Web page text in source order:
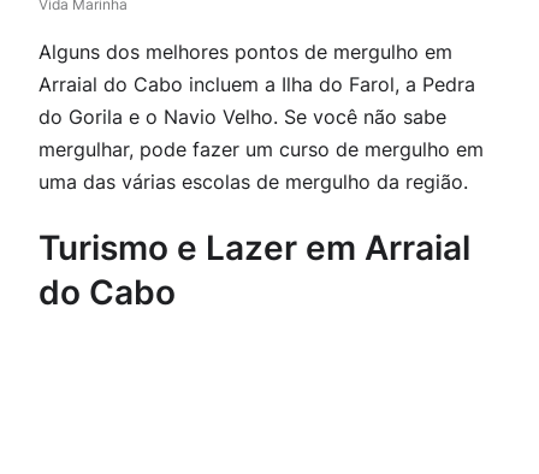
Vida Marinha
Alguns dos melhores pontos de mergulho em
Arraial do Cabo incluem a Ilha do Farol, a Pedra
do Gorila e o Navio Velho. Se você não sabe
mergulhar, pode fazer um curso de mergulho em
uma das várias escolas de mergulho da região.
Turismo e Lazer em Arraial
do Cabo